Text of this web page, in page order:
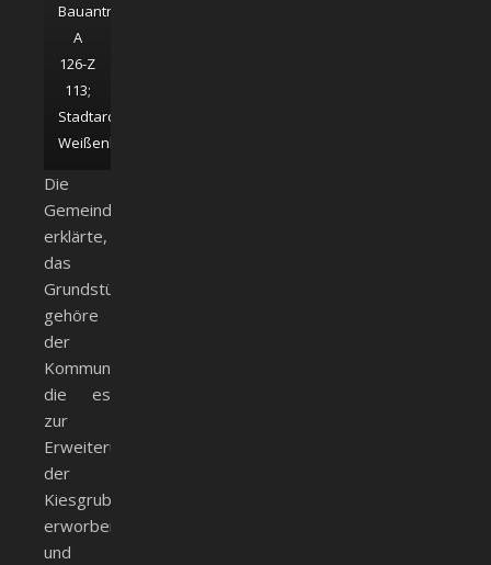
Bauantrag
A
126-Z
113;
Stadtarchiv
Weißenhorn
Die
Gemeinde
erklärte,
das
Grundstück
gehöre
der
Kommune,
die es
zur
Erweiterung
der
Kiesgrube
erworben
und